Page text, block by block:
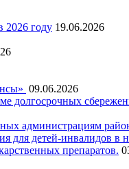
2026 году 19.06.2026
09.06.2026
долгосрочных
администрациям
детей-инвалидов в
препаратов.